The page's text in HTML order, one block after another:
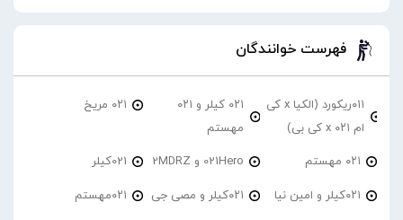
فهرست خوانندگان
۰۱۱ریکورد (الکیا x کی
ام ۰۲۱ x کی بی)
۰۲۱ کیلر و ۰۲۱
مهستم
۰۲۱ مریخ
۰۲۱ مهستم 021Hero و 2MDRZ 021کیلر
۰۲۱کیلر و امین نیا ۰۲۱کیلر و مصی جی ۰۲۱مهستم